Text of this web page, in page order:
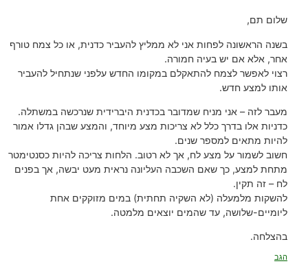
שלום תם,
בשנה הראשונה לפחות אני לא ממליץ להעביר כדנית, או כל צמח טורף
אחר, אלא אם יש בעיה חמורה.
רצוי לאפשר לצמח להתאקלם במקומו החדש עלפני שנתחיל להעביר
אותו למצע חדש.
מעבר לזה – אני מניח שמדובר בכדנית היברידית שנרכשה במשתלה.
כדניות אלו בדרך כלל לא צריכות מצע מיוחד, והמצע שבהן גדלו אמור
להיות מתאים למספר שנים.
חשוב לשמור על מצע לח, אך לא רטוב. הלחות צריכה להיות כסנטימטר
מתחת למצע, כך שאם השכבה העליונה נראית מעט יבשה, אך בפנים
לח – זה תקין.
להשקות מלמעלה (לא השקיה תחתית) במים מזוקקים אחת
ליומיים-שלושה, עד שהמים יוצאים מלמטה.
בהצלחה.
הגב